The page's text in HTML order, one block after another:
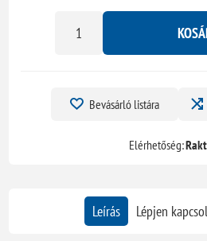
Bevásárló listára
Elérhetőség:
Leírás Lépjen